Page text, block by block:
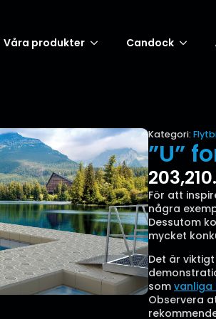
Våra produkter Candock
Kategori:
”U”
För att
några
Dessutom
mycket
Det är
som vanliga
Observera